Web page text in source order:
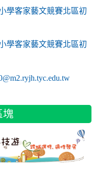
學客家藝文競賽北區初
學客家藝文競賽北區初
塊